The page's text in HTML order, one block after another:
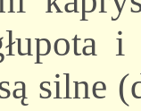
i
silne